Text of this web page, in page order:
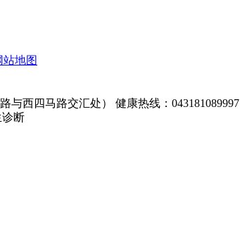
站地图
与西四马路交汇处） 健康热线：043181089997
断